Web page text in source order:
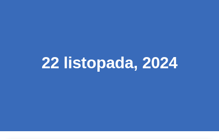
22 listopada, 2024